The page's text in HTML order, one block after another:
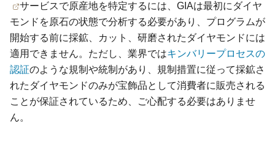
サービスで原産地を特定するには、GIAは最初にダイヤ
モンドを原石の状態で分析する必要があり、プログラムが
開始する前に採鉱、カット、研磨されたダイヤモンドには
適用できません。ただし、業界ではキンバリープロセスの
認証のような規制や統制があり、規制措置に従って採鉱さ
れたダイヤモンドのみが宝飾品として消費者に販売される
ことが保証されているため、ご心配する必要はありませ
ん。